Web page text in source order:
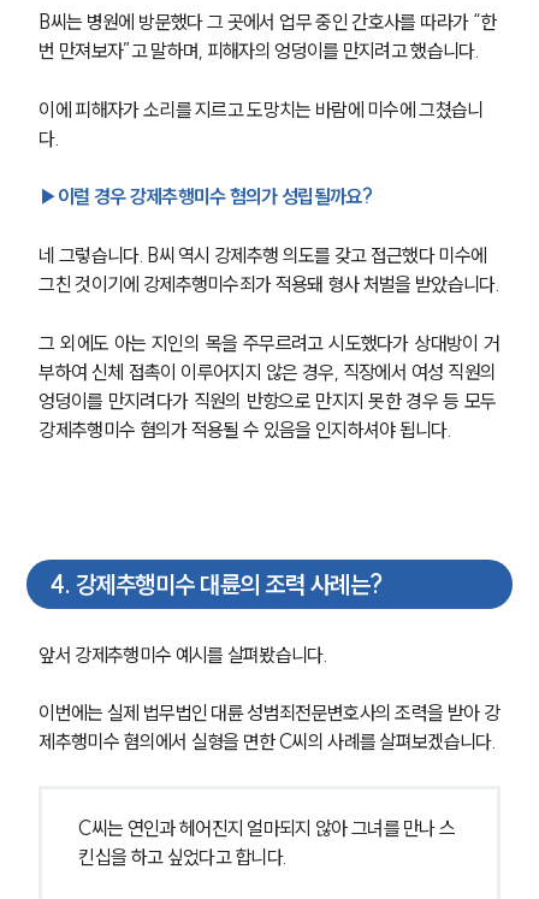
B씨는 병원에 방문했다 그 곳에서 업무 중인 간호사를 따라가 “한
번 만져보자”고 말하며, 피해자의 엉덩이를 만지려고 했습니다.
이에 피해자가 소리를 지르고 도망치는 바람에 미수에 그쳤습니
다.
▶이럴 경우 강제추행미수 혐의가 성립될까요?
네 그렇습니다. B씨 역시 강제추행 의도를 갖고 접근했다 미수에
그친 것이기에 강제추행미수죄가 적용돼 형사 처벌을 받았습니다.
그 외에도 아는 지인의 목을 주무르려고 시도했다가 상대방이 거
부하여 신체 접촉이 이루어지지 않은 경우, 직장에서 여성 직원의
엉덩이를 만지려다가 직원의 반항으로 만지지 못한 경우 등 모두
강제추행미수 혐의가 적용될 수 있음을 인지하셔야 됩니다.
4. 강제추행미수 대륜의 조력 사례는?
앞서 강제추행미수 예시를 살펴봤습니다.
이번에는 실제 법무법인 대륜 성범죄전문변호사의 조력을 받아 강
제추행미수 혐의에서 실형을 면한 C씨의 사례를 살펴보겠습니다.
C씨는 연인과 헤어진지 얼마되지 않아 그녀를 만나 스
킨십을 하고 싶었다고 합니다.